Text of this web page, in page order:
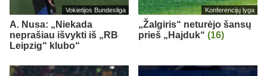
Vokietijos Bundesliga
A. Nusa: „Niekada
neprašiau išvykti iš „RB
Leipzig“ klubo“
Konferencijų lyga
„Žalgiris“ neturėjo šansų
prieš „Hajduk“ (16)